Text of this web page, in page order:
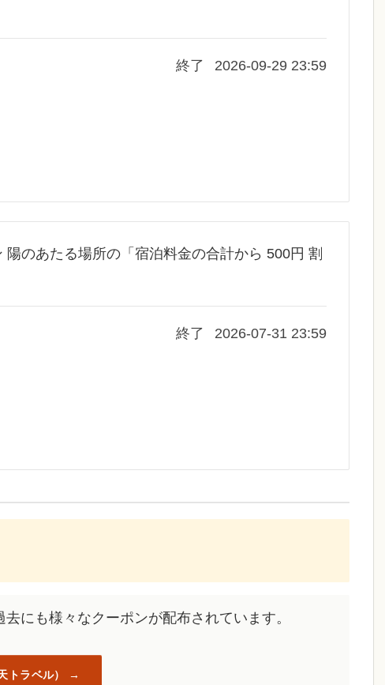
終了 2026-09-29 23:59
のあたる場所の「宿泊料金の合計から 500円 割
終了 2026-07-31 23:59
にも様々なクーポンが配布されています。
トラベル）